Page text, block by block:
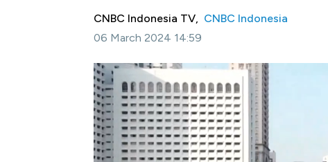
CNBC Indonesia TV, CNBC Indonesia
06 March 2024 14:59
Jakarta, CNBC Indonesia-Gubernur Bank
Indonesia pada 2024 berpeluang lebih tinggi
semakin diperkuat dengan indikasi proses
berlangsung dan selesai dalam satu putaran.
Selengkapnya dalam program Power Lunch